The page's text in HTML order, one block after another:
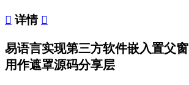
 详情 
易语言实现第三方软件嵌入置父
用作遮罩源码分享层